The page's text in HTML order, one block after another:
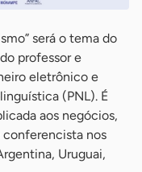
será o tema do
professor e
eletrônico e
(PNL). É
aos negócios,
conferencista nos
Uruguai,